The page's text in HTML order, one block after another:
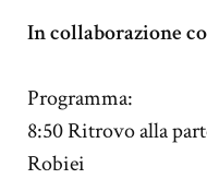
In collaborazione
Programma:
8:50Ritrovo alla
Robiei